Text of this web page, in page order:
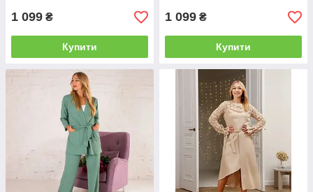
1 099 ₴
Купити
1 099 ₴
Купити